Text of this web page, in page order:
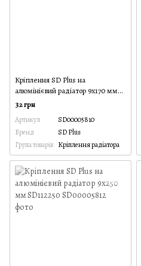
Кріплення SD Plus на
алюмінієвий радіатор 9х170 мм
SD112170
32 грн
Артикул
SD00005810
Бренд
SD Plus
Група товарів Кріплення радіатора